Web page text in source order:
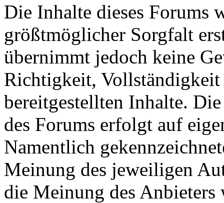
Die Inhalte dieses Forums
größtmöglicher Sorgfalt
übernimmt jedoch keine
Richtigkeit,
bereitgestellten Inhalte.
des Forums erfolgt auf
Namentlich
Meinung des jeweiligen
die Meinung des Anbieters